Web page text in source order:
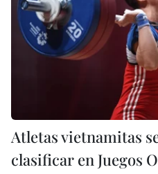
Atletas vietnamitas
clasificar en Juegos